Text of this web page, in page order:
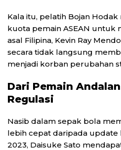
Kala itu, pelatih Bojan
kuota pemain ASEAN untuk
asal Filipina, Kevin Ray
secara tidak langsung
menjadi korban perubahan
Dari Pemain
Regulasi
Nasib dalam sepak bola
lebih cepat daripada update
2023, Daisuke Sato